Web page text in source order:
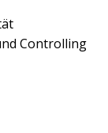
Controlling